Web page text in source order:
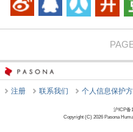
注册 联系我们 个人信息保护
沪ICP备
Copyright (C) 2026 Pasona